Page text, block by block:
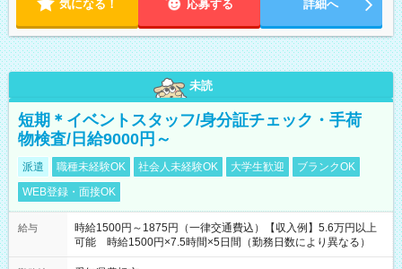
気になる！ 応募する 詳細へ
未読
短期＊イベントスタッフ/身分証チェック・手荷
物検査/日給9000円～
派遣 職種未経験OK 社会人未経験OK 大学生歓迎
ブランクOK
WEB登録・面接OK
給与
時給1500円～1875円（一律交通費込）【収入例】5.6万円以上
可能 時給1500円×7.5時間×5日間（勤務日数により異なる）